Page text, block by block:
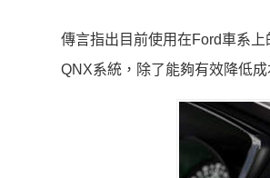
傳言指出目前使用在Ford車系
QNX系統，除了能夠有效降低